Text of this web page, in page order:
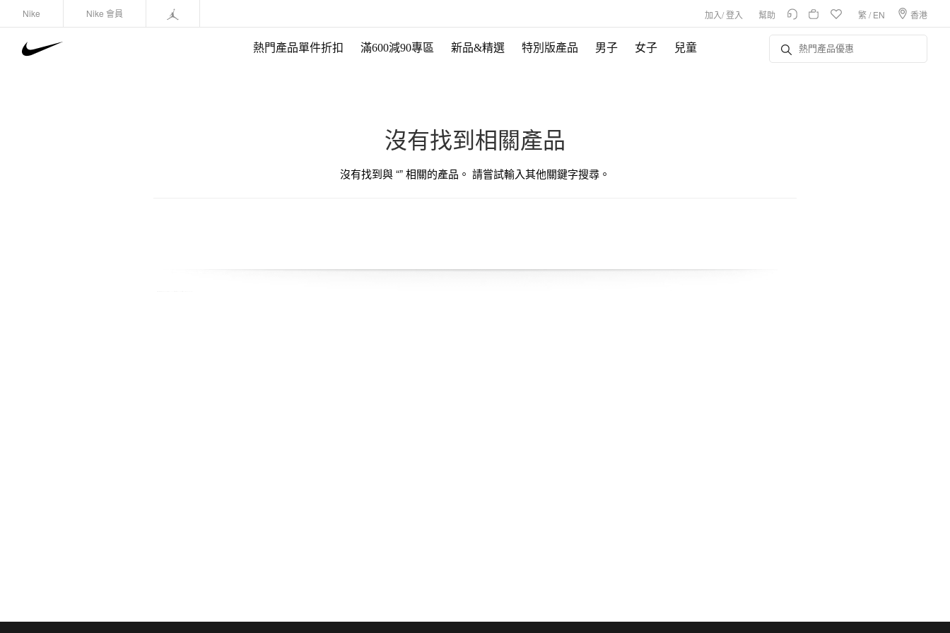
Nike Nike 會員 加入/登入 幫助 繁/ EN 香港
熱門產品單件折扣 滿600減90專區 新品&精選 特別版產品 男子 女子 兒童
沒有找到相關產品
沒有找到與 “” 相關的產品。 請嘗試輸入其他關鍵字搜尋。